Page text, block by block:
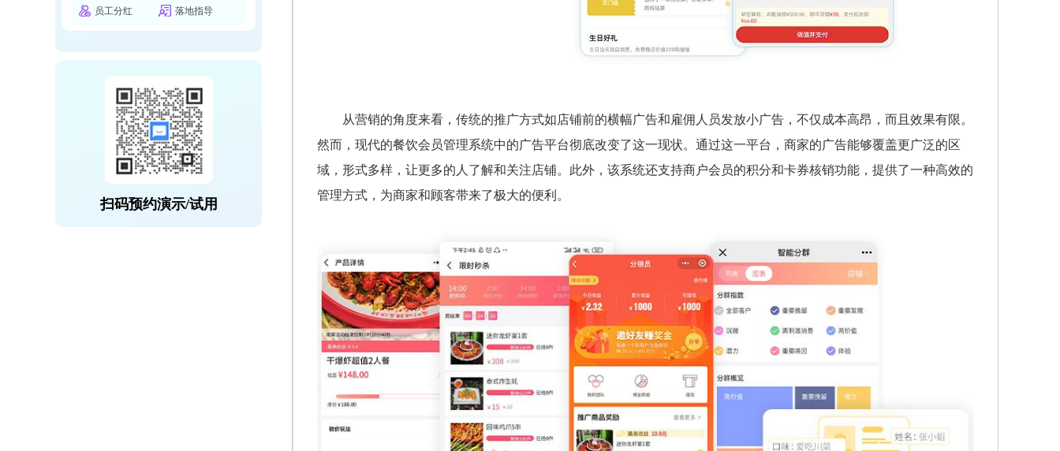
员工分红
落地指导
扫码预约演示/试用
从营销的角度来看，传统的推广方式如店铺前的横幅广告和雇佣人员发放小广告，不仅成本高昂，而且效果有限。
然而，现代的餐饮会员管理系统中的广告平台彻底改变了这一现状。通过这一平台，商家的广告能够覆盖更广泛的区
域，形式多样，让更多的人了解和关注店铺。此外，该系统还支持商户会员的积分和卡券核销功能，提供了一种高效的
管理方式，为商家和顾客带来了极大的便利。